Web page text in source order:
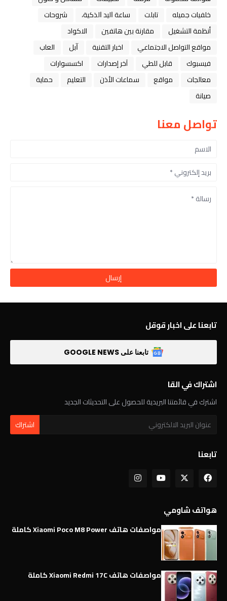
خلفيات جميله
تابلت ﺳﺎﻋﺔ ﺍﻟﻴﺪ ﺍﻟﺬﻛﻴﺔ،
شروحات
أنظمة التشغيل
مقارنة بين هاتفين
الاكواد
مواقع التواصل الاجتماعي
اخبار التقنية ﺁﺑﻞ
العاب
فيسبوك
قابل للطي آخر إصدارات
اكسسوارات
معالجات
مواقع سماعات الأذن التعليم
حماية
صيانة
تواصل معنا
تابعنا على اخبار قوقل
تابعنا على GOOGLE NEWS
اشتراك في القا
اشترك في قائمتنا البريدية للحصول على التحديثات الجديد
تابعنا
هواتف شاومي
مواصفات هاتف Xiaomi Poco M8 Power كاملة
مواصفات هاتف Xiaomi Redmi 17C كاملة